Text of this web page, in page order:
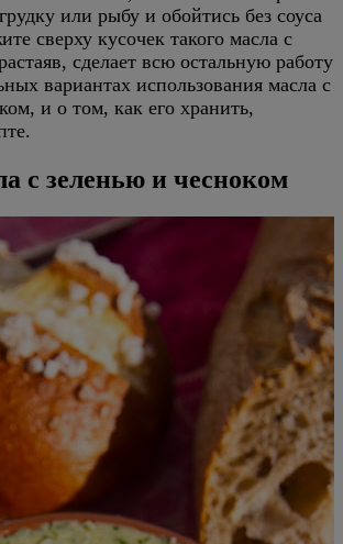
или рыбу и обойтись без соуса
сверху кусочек такого масла с
сделает всю остальную работу
вариантах использования масла с
и о том, как его хранить,
с зеленью и чесноком